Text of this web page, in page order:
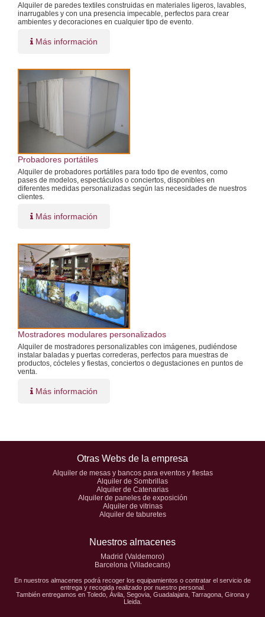
Alquiler de paredes textiles construidas en materiales ligeros, lavables,
inarrugables y con una presencia impecable, perfectos para crear
ambientes y decoraciones en cualquier tipo de evento.
Más información
Probadores portátiles
Alquiler de probadores portátiles para todo tipo de eventos, como
pases de modelos, espectáculos o conciertos, disponibles en
diferentes medidas personalizadas según las necesidades de nuestros
clientes.
Más información
Mostradores modulares personalizados
Alquiler de mostradores personalizables con imágenes, pudiéndose
instalar baladas y puertas correderas, perfectos para muestras de
productos, cócteles y fiestas, conciertos o degustaciones en puntos de
venta.
Más información
Otras Webs de la empresa
Alquiler de mesas y bancos para eventos y fiestas
Alquiler de Sombrillas
Alquiler de Catenarias
Alquiler de paneles de exposición
Alquiler de vitrinas
Alquiler de taburetes
Nuestros almacenes
Madrid (Valdemoro)
Barcelona (Viladecans)
En nuestros almacenes podrá recoger los equipamientos o contratar el servicio de
entrega y recogida realizado por nuestro personal.
También entregamos en Toledo, Ávila, Segovia, Guadalajara, Tarragona, Girona y
Lleida.